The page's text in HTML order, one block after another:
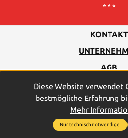
* * *
KONTAKT
AGB
© PROFICELL Batterien
Diese Website verwendet
bestmögliche Erfahrung
Mehr
Nur technisch notwendige